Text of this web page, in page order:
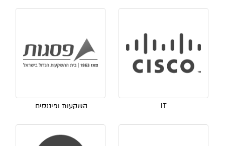
IT השקעות ופיננסים